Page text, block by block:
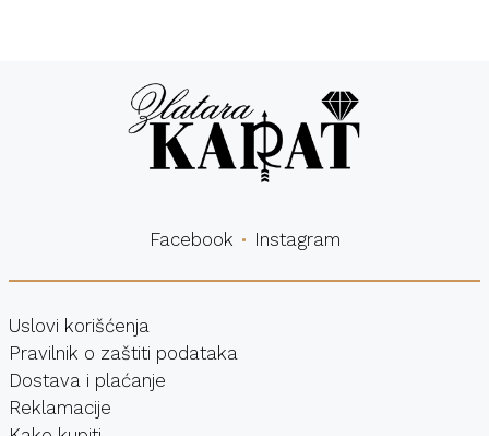
Facebook Instagram
Uslovi korišćenja
Pravilnik o zaštiti podataka
Dostava i plaćanje
Reklamacije